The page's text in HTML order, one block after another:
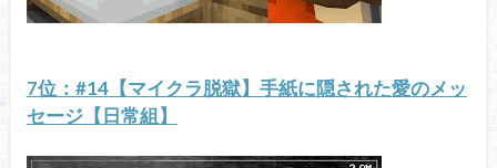
7位：#14【マイクラ脱獄】手紙に隠された愛のメッ
セージ【日常組】